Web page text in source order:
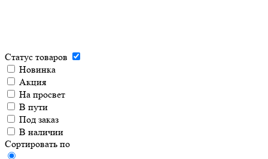
Статус товаров
Новинка
Акция
На просвет
В пути
Под заказ
В наличии
Сортировать по